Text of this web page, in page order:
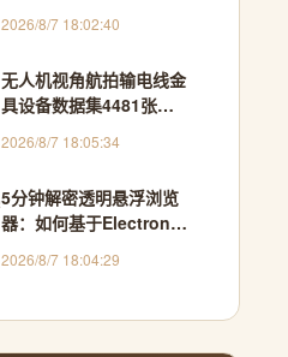
2026/8/7 18:02:40
无人机视角航拍输电线金
具设备数据集4481张
2026/8/7 18:05:34
5分钟解密透明悬浮浏览
器：如何基于Electron构
2026/8/7 18:04:29